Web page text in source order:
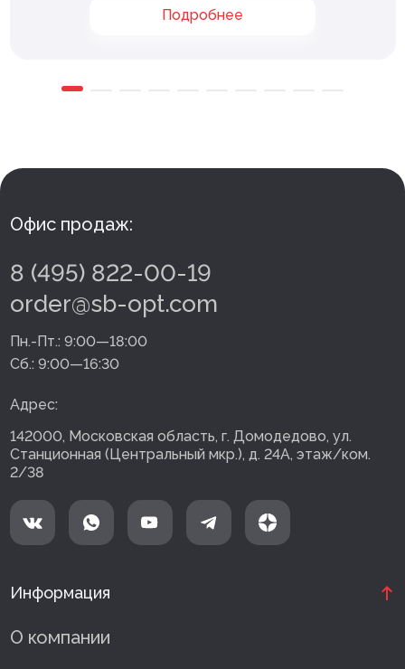
Подробнее
Офис продаж:
8 (495) 822-00-19
order@sb-opt.com
Пн.-Пт.: 9:00—18:00
Сб.: 9:00—16:30
Адрес:
142000, Московская область, г. Домодедово, ул.
Станционная (Центральный мкр.), д. 24А, этаж/ком.
2/38
Информация
О компании